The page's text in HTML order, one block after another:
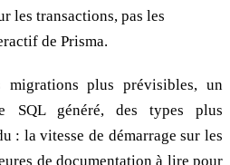
les transactions, pas les
de Prisma.
plus prévisibles, un
SQL généré, des types plus
: la vitesse de démarrage sur les
de documentation à lire pour